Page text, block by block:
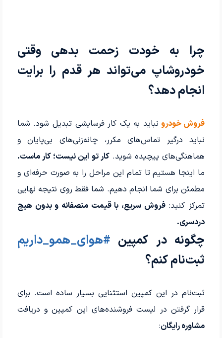
چرا به خودت زحمت بدهی وقتی
خودروشاپ می‌تواند هر قدم را برایت
انجام دهد؟
فروش خودرو نباید به یک کار فرسایشی تبدیل شود. شما
نباید درگیر تماس‌های مکرر، چانه‌زنی‌های بی‌پایان و
هماهنگی‌های پیچیده شوید.کار تو این نیست؛ کار ماست.
ما اینجا هستیم تا تمام این مراحل را به صورت حرفه‌ای و
مطمئن برای شما انجام دهیم. شما فقط روی نتیجه نهایی
تمرکز کنید:فروش سریع، با قیمت منصفانه و بدون هیچ
دردسری.
چگونه در کمپین #هوای_همو_داریم
ثبت‌نام کنم؟
ثبت‌نام در این کمپین استثنایی بسیار ساده است. برای
قرار گرفتن در لیست فروشنده‌های این کمپین و دریافت
مشاوره رایگان: